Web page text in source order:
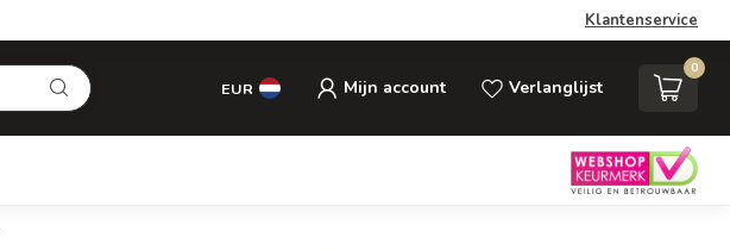
Klantenservice
EUR Mijn account Verlanglijst
0